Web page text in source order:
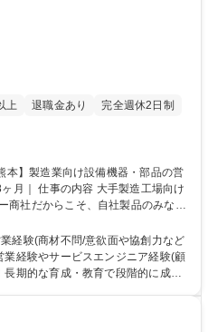
上 退職金あり
完全週休2日制
造工場向け
商社だからこそ、自社製品のみなら
と自由な発想力で顧客の困りごとに
◆顧客ニーズや課題を
な商品やサービスを幅広い選択肢か
型営業です。 ◆自社製品でもある
社の強みを活かし、技術部門と共
経験(商材不問/意欲面や協創力など
経験やサービスエンジニア経験(顧
期的な育成・教育で段階的に成長
interviews/oneday/oneday02/）